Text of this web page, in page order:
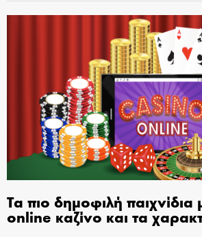
Τα πιο δημοφιλή παιχνίδια
online καζίνο και τα